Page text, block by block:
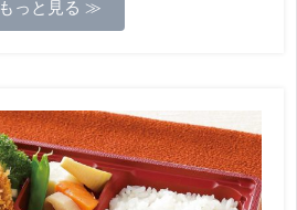
もっと見る ≫